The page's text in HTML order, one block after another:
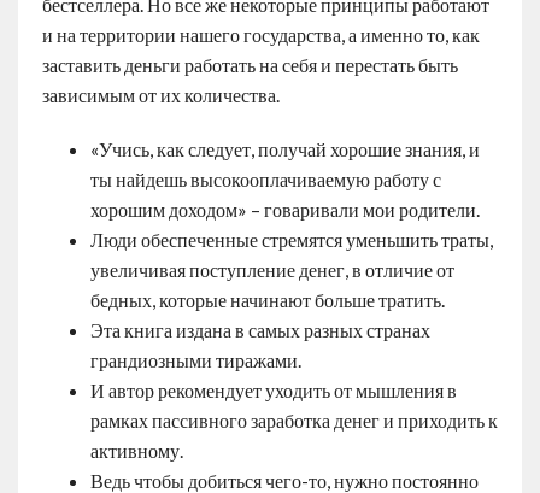
и на территории нашего государства, а именно то, как
заставить деньги работать на себя и перестать быть
зависимым от их количества.
«Учись, как следует, получай хорошие знания, и
ты найдешь высокооплачиваемую работу с
хорошим доходом» – говаривали мои родители.
Люди обеспеченные стремятся уменьшить траты,
увеличивая поступление денег, в отличие от
бедных, которые начинают больше тратить.
Эта книга издана в самых разных странах
грандиозными тиражами.
И автор рекомендует уходить от мышления в
рамках пассивного заработка денег и приходить к
активному.
Ведь чтобы добиться чего-то, нужно постоянно